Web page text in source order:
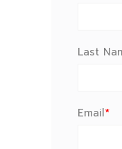
Last
Email*